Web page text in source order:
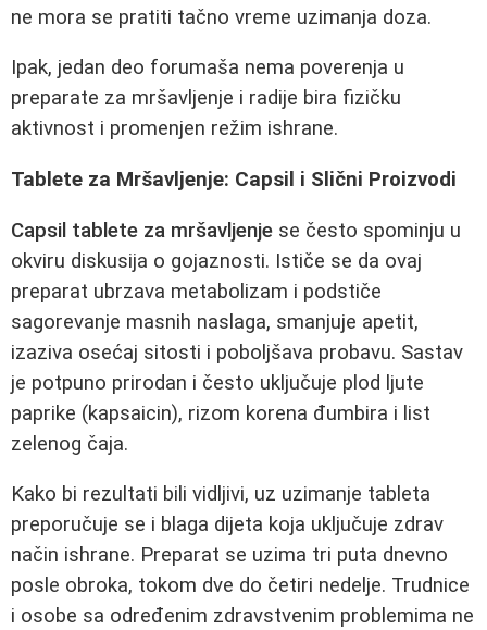
ne mora se pratiti tačno vreme uzimanja doza.
Ipak, jedan deo forumaša nema poverenja u
preparate za mršavljenje i radije bira fizičku
aktivnost i promenjen režim ishrane.
Tablete za Mršavljenje: Capsil i Slični Proizvodi
Capsil tablete za mršavljenje se često spominju u
okviru diskusija o gojaznosti. Ističe se da ovaj
preparat ubrzava metabolizam i podstiče
sagorevanje masnih naslaga, smanjuje apetit,
izaziva osećaj sitosti i poboljšava probavu. Sastav
je potpuno prirodan i često uključuje plod ljute
paprike (kapsaicin), rizom korena đumbira i list
zelenog čaja.
Kako bi rezultati bili vidljivi, uz uzimanje tableta
preporučuje se i blaga dijeta koja uključuje zdrav
način ishrane. Preparat se uzima tri puta dnevno
posle obroka, tokom dve do četiri nedelje. Trudnice
i osobe sa određenim zdravstvenim problemima ne